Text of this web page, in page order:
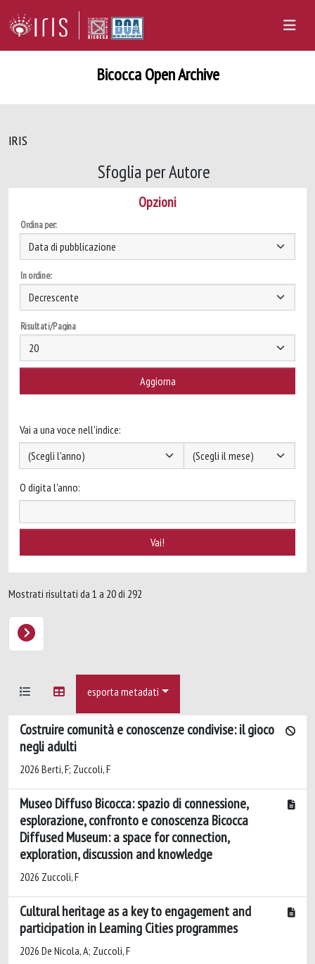
Bicocca Open Archive
IRIS
Sfoglia per Autore
Opzioni
Ordina per:
In ordine:
Risultati/Pagina
Vai a una voce nell'indice:
O digita l'anno:
Mostrati risultati da 1 a 20 di 292
esporta metadati
Costruire comunità e conoscenze condivise: il gioco
negli adulti
2026 Berti, F; Zuccoli, F
Museo Diffuso Bicocca: spazio di connessione,
esplorazione, confronto e conoscenza Bicocca
Diffused Museum: a space for connection,
exploration, discussion and knowledge
2026 Zuccoli, F
Cultural heritage as a key to engagement and
participation in Learning Cities programmes
2026 De Nicola, A; Zuccoli, F